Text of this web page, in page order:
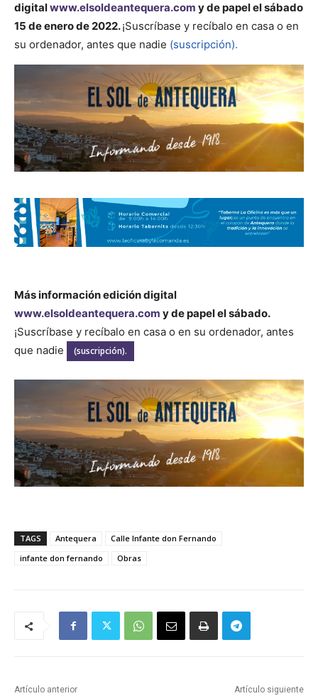
digitalwww.elsoldeantequera.com y de papel el sábado
15 de enero de 2022.¡Suscríbase y recíbalo en casa o en
su ordenador, antes que nadie (suscripción).
Más información edición digital
www.elsoldeantequera.com y de papel el sábado.
¡Suscríbase y recíbalo en casa o en su ordenador, antes
que nadie
(suscripción).
TAGS Antequera
Calle Infante don Fernando
infante don fernando
Obras
Artículo anterior Artículo siguiente